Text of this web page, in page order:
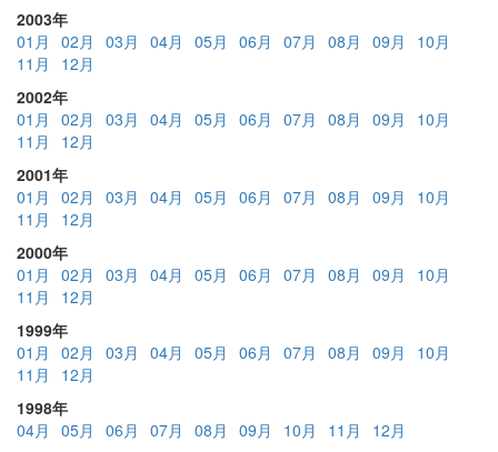
2003年
01月
02月 03月 04月 05月 06月 07月 08月 09月
10月
11月
12月
2002年
01月
02月 03月 04月 05月 06月 07月 08月 09月
10月
11月
12月
2001年
01月
02月 03月 04月 05月 06月 07月 08月 09月
10月
11月
12月
2000年
01月
02月 03月 04月 05月 06月 07月 08月 09月
10月
11月
12月
1999年
01月
02月 03月 04月 05月 06月 07月 08月 09月
10月
11月
12月
1998年
04月
05月 06月 07月 08月 09月 10月 11月 12月